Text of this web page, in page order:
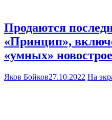
Продаются
«Принцип»,
«умных»
Яков Бойков27.10.2022 На